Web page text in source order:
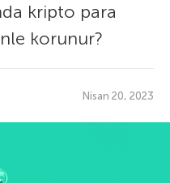
kripto para
korunur?
Nisan 20, 2023